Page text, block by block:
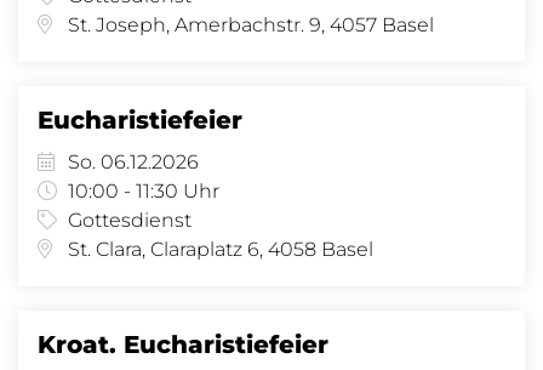
St. Joseph, Amerbachstr. 9, 4057 Basel
Eucharistiefeier
So. 06.12.2026
10:00 - 11:30 Uhr
Gottesdienst
St. Clara, Claraplatz 6, 4058 Basel
Kroat. Eucharistiefeier